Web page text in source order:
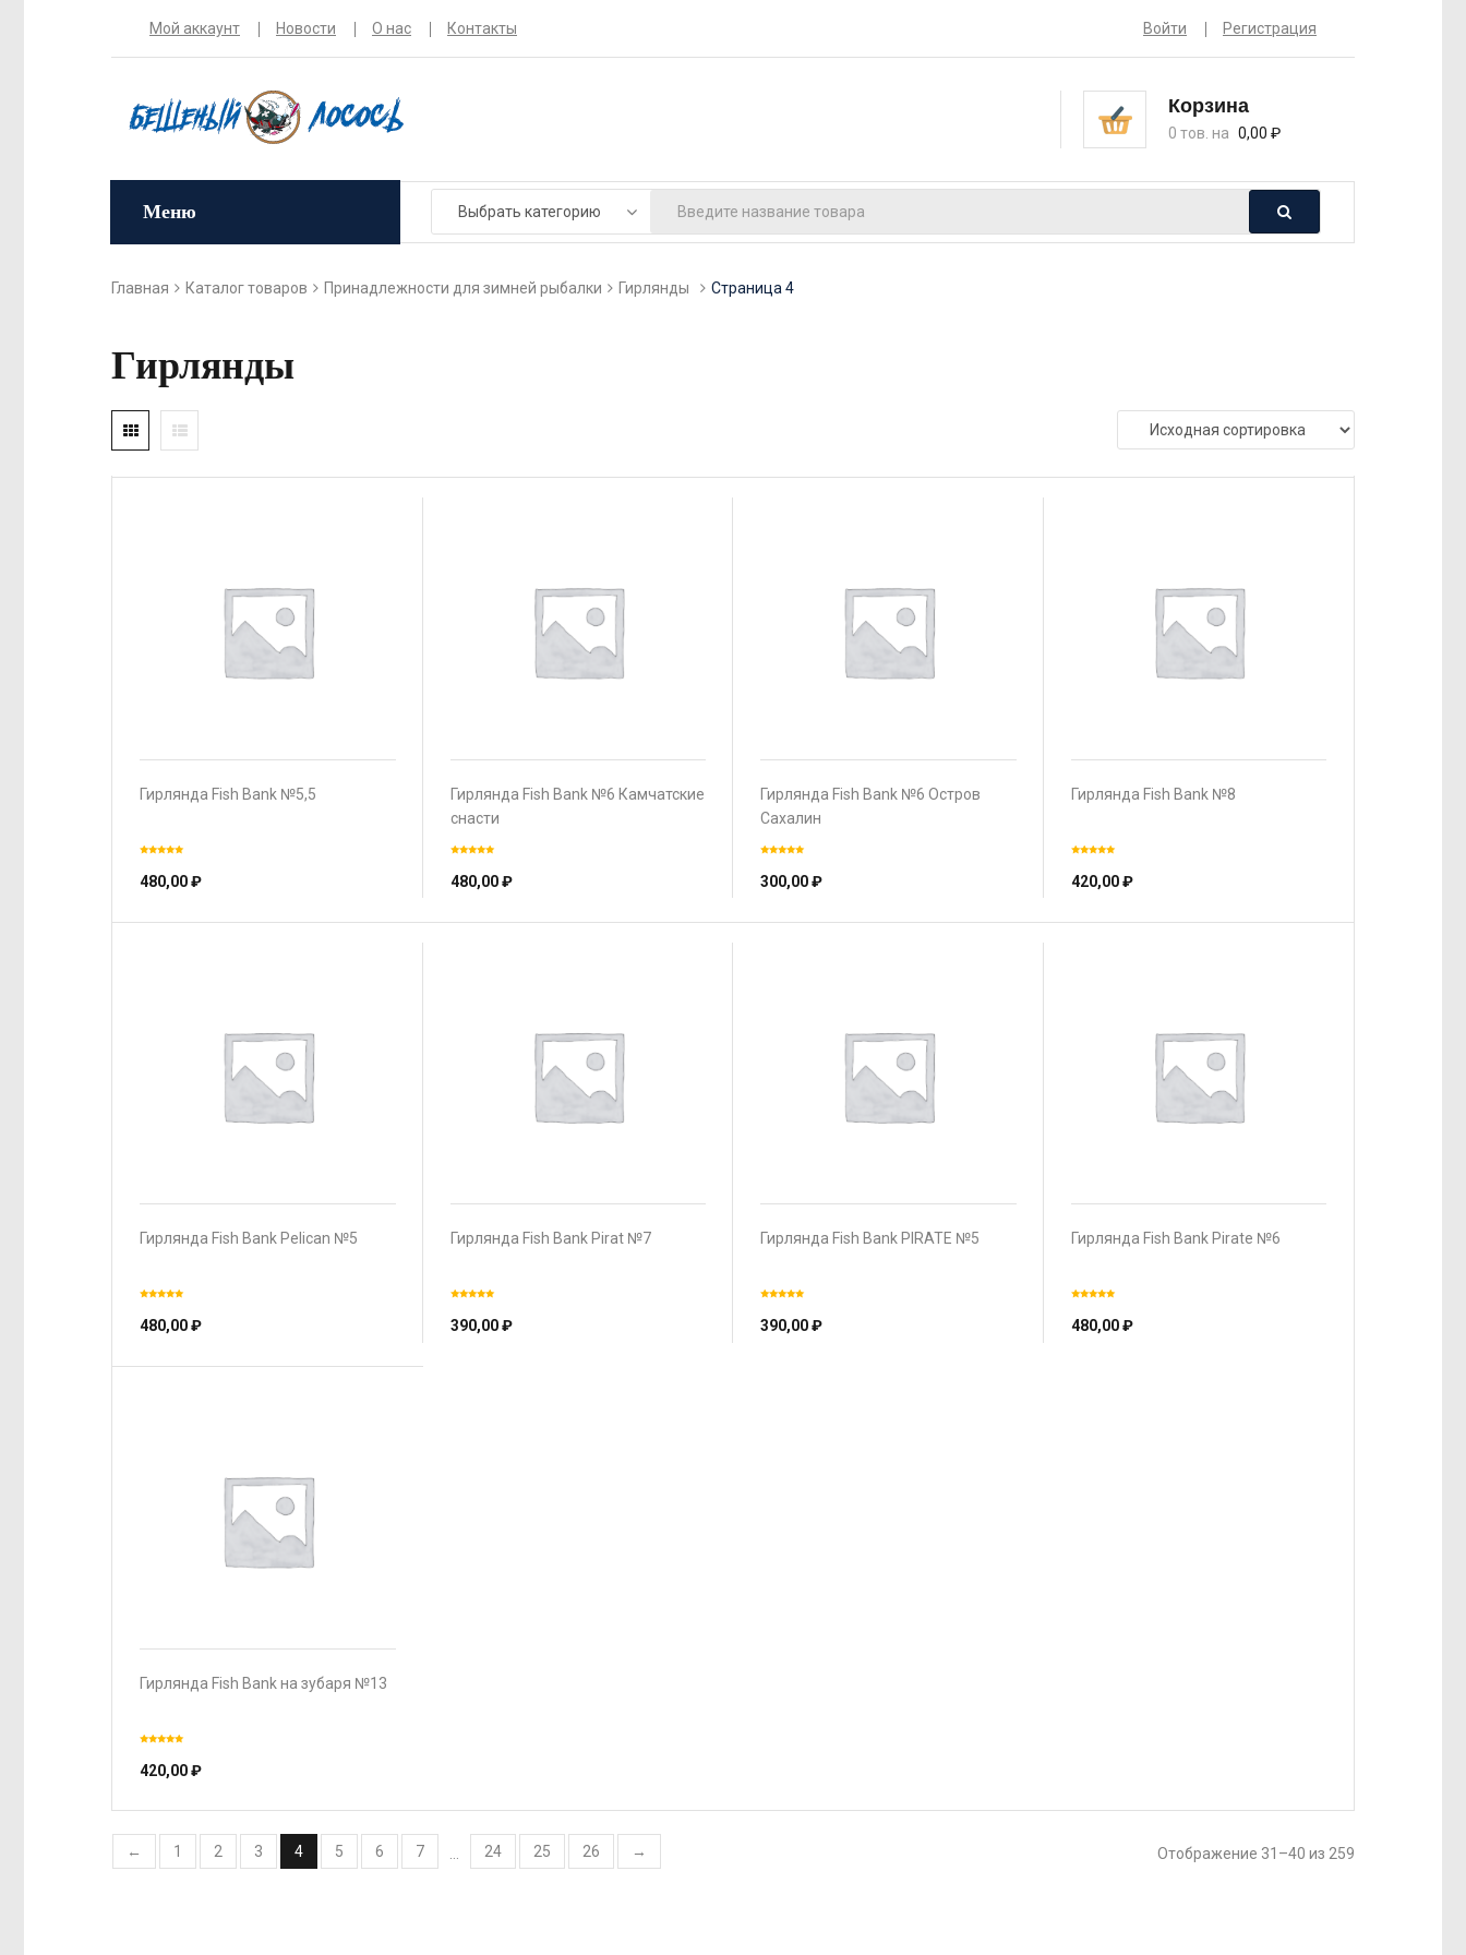
Мой аккаунт Новости О нас Контакты Войти Регистрация
Корзина
0 тов. на 0,00 ₽
Меню
Главная Каталог товаров Принадлежности для зимней рыбалки Гирлянды Страница 4
Гирлянды
Гирлянда Fish Bank №5,5
480,00₽
Гирлянда Fish Bank №6 Камчатские
снасти
480,00₽
Гирлянда Fish Bank №6 Остров
Сахалин
300,00₽
Гирлянда Fish Bank №8
420,00₽
Гирлянда Fish Bank Pelican №5
480,00₽
Гирлянда Fish Bank Pirat №7
390,00₽
Гирлянда Fish Bank PIRATE №5
390,00₽
Гирлянда Fish Bank Pirate №6
480,00₽
Гирлянда Fish Bank на зубаря №13
420,00₽
← 1 2 3 4 5 6 7 24 25 26 → Отображение 31–40 из 259